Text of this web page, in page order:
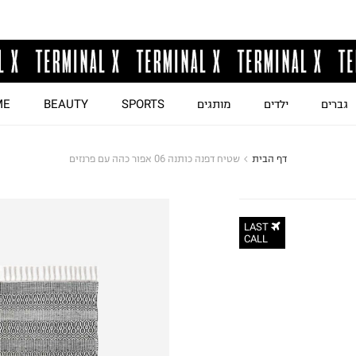
גברים ילדים מותגים SPORTS
BEAUTY
דף הבית שטיח דפנה כותנה 06 אפור כהה עם פרנזים
LAST
CALL